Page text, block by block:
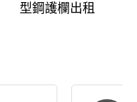
型鋼護欄出租